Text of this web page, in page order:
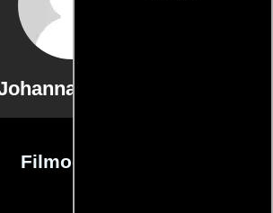
Atilano
Filmografía